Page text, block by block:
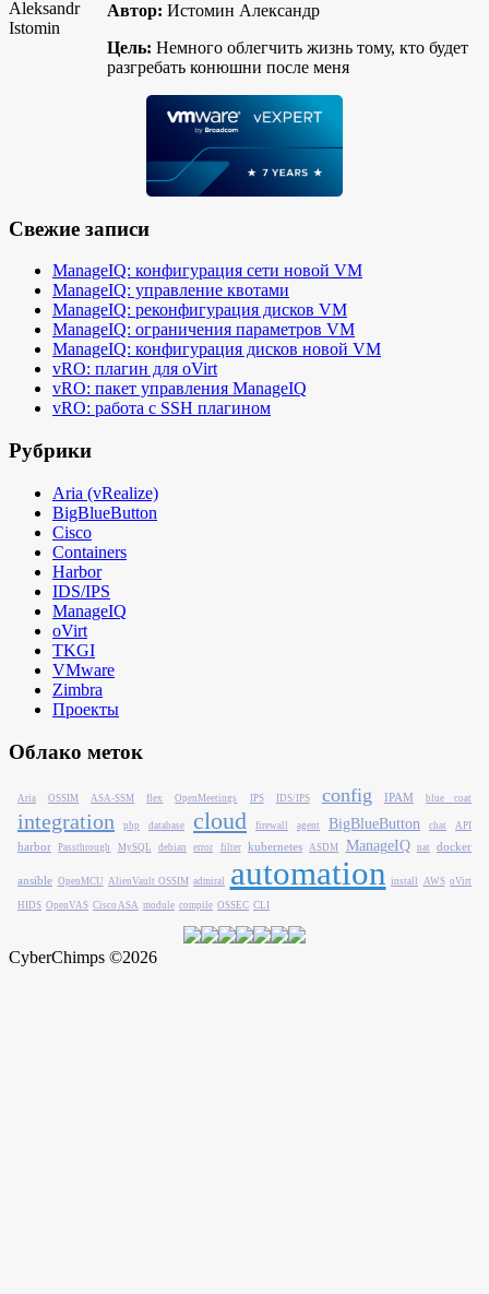
Автор: Истомин Александр
Цель: Немного облегчить жизнь тому, кто будет
разгребать конюшни после меня
Свежие записи
ManageIQ: конфигурация сети новой VM
ManageIQ: управление квотами
ManageIQ: реконфигурация дисков VM
ManageIQ: ограничения параметров VM
ManageIQ: конфигурация дисков новой VM
vRO: плагин для oVirt
vRO: пакет управления ManageIQ
vRO: работа с SSH плагином
Рубрики
Aria (vRealize)
BigBlueButton
Cisco
Containers
Harbor
IDS/IPS
ManageIQ
oVirt
TKGI
VMware
Zimbra
Проекты
Облако меток
Aria OSSIM ASA-SSM flex OpenMeetings IPS IDS/IPS config IPAM blue coat
integration php database cloud firewall agent BigBlueButton chat API
harbor Passthrough MySQL debian error filter kubernetes ASDM ManageIQ nat docker
ansible OpenMCU AlienVault OSSIM admiral automation install AWS oVirt
HIDS OpenVAS Cisco ASA module compile OSSEC CLI
CyberChimps ©2026